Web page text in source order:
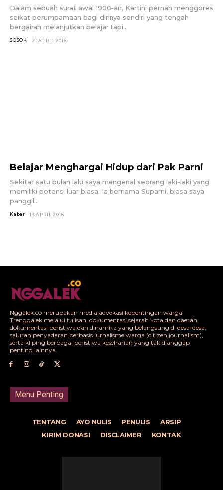
Dalam sebuah surat awal 1900-an, Kartini pernah menggores
seikat perumpamaan bagi dirinya sendiri yang tengah
bergairah melanjutkan belajar tapi...
SOSOK 21 APRIL 2016
Belajar Menghargai Hidup dari Pak Parni
Sekitar satu bulan lalu saya mengenal seorang laki-laki yang
memiliki potensi luar biasa. Ia bernama Suparni, biasa saya
panggil...
Kabar 13 APRIL 2016
Nggalek.co merupakan media advokasi kepentingan warga
Trenggalek melalui tulisan, dokumentasi sejarah kota dan daerah,
dokumentasi peristiwa dan dinamika yang belangsung di desa-desa,
saluran penyadaran berbasis jurnalisme warga (citizen journalism),
serta kliping berbagai peristiwa keseharian yang tak dianggap
penting lainnya.
Menu Penting
TENTANG AYO NULIS PENULIS
ARSIP
KIRIM DONASI
DISCLAIMER KONTAK